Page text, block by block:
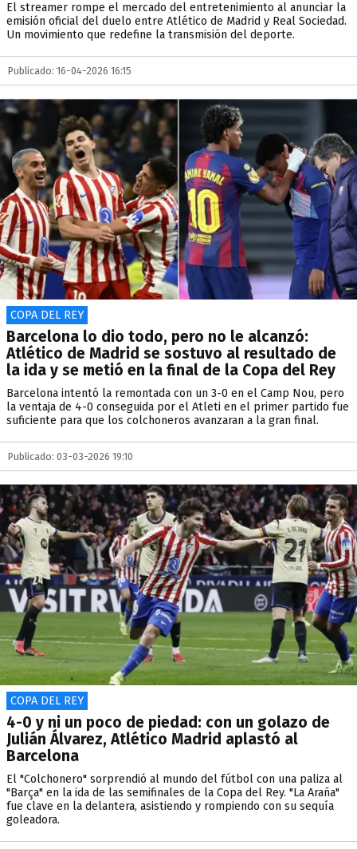
El streamer rompe el mercado del entretenimiento al anunciar la
emisión oficial del duelo entre Atlético de Madrid y Real Sociedad.
Un movimiento que redefine la transmisión del deporte.
Publicado: 16-04-2026 16:15
COPA DEL REY
Barcelona lo dio todo, pero no le alcanzó:
Atlético de Madrid se sostuvo al resultado de
la ida y se metió en la final de la Copa del Rey
Barcelona intentó la remontada con un 3-0 en el Camp Nou, pero
la ventaja de 4-0 conseguida por el Atleti en el primer partido fue
suficiente para que los colchoneros avanzaran a la gran final.
Publicado: 03-03-2026 19:10
COPA DEL REY
4-0 y ni un poco de piedad: con un golazo de
Julián Álvarez, Atlético Madrid aplastó al
Barcelona
El "Colchonero" sorprendió al mundo del fútbol con una paliza al
"Barça" en la ida de las semifinales de la Copa del Rey. "La Araña"
fue clave en la delantera, asistiendo y rompiendo con su sequía
goleadora.